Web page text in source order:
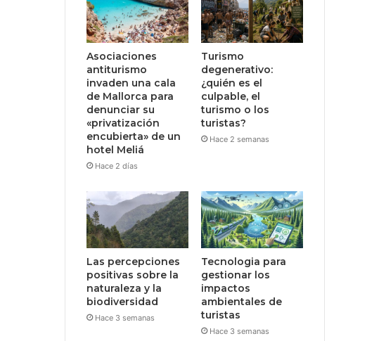
Asociaciones
antiturismo
invaden una cala
de Mallorca para
denunciar su
«privatización
encubierta» de un
hotel Meliá
Hace 2 días
Turismo
degenerativo:
¿quién es el
culpable, el
turismo o los
turistas?
Hace 2 semanas
Las percepciones
positivas sobre la
naturaleza y la
biodiversidad
Hace 3 semanas
Tecnologia para
gestionar los
impactos
ambientales de
turistas
Hace 3 semanas